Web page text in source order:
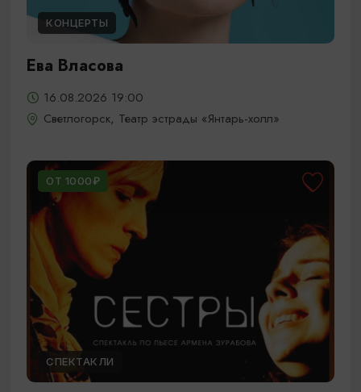
КОНЦЕРТЫ
Ева Власова
16.08.2026 19:00
Светлогорск, Театр эстрады «Янтарь-холл»
ОТ 1000₽
СПЕКТАКЛИ